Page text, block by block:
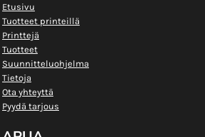
Etusivu
Tuotteet printeillä
Printtejä
Tuotteet
Suunnitteluohjelma
Tietoja
Ota yhteyttä
Pyydä tarjous